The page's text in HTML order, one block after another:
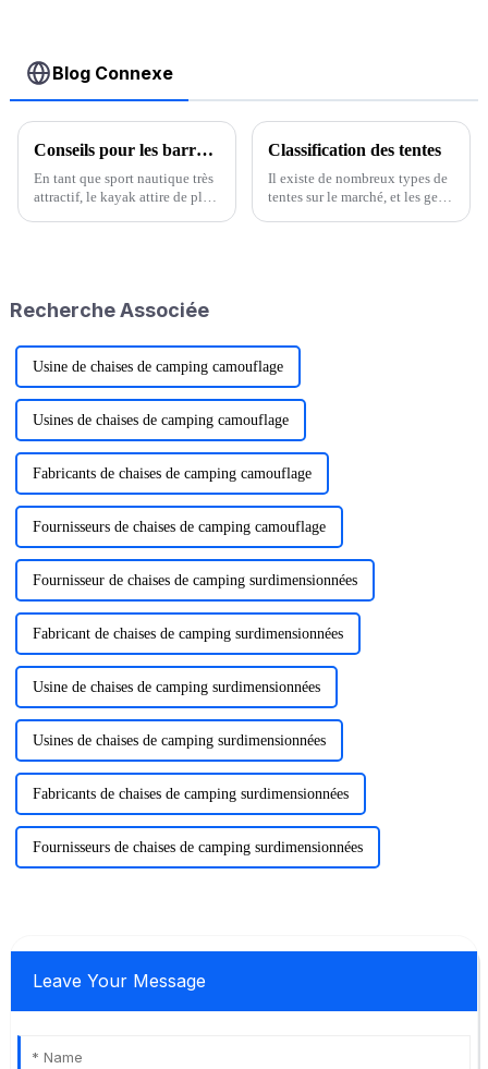
Blog Connexe
Conseils pour les barres de toit de kayak : commencez une nouvelle aventure aquatique
En tant que sport nautique très
attractif, le kayak attire de plus
Classification des tentes
Il existe de nombreux types de
tentes sur le marché, et les gens
Recherche Associée
Usine de chaises de camping camouflage
Usines de chaises de camping camouflage
Fabricants de chaises de camping camouflage
Fournisseurs de chaises de camping camouflage
Fournisseur de chaises de camping surdimensionnées
Fabricant de chaises de camping surdimensionnées
Usine de chaises de camping surdimensionnées
Usines de chaises de camping surdimensionnées
Fabricants de chaises de camping surdimensionnées
Fournisseurs de chaises de camping surdimensionnées
Leave Your Message